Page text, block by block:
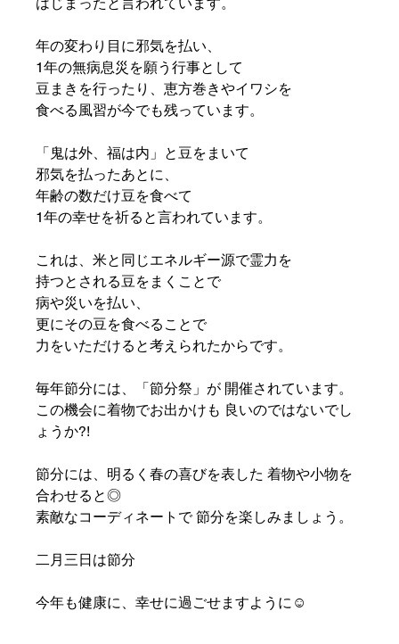
年の変わり目に邪気を払い、
1年の無病息災を願う行事として
豆まきを行ったり、恵方巻きやイワシを
食べる風習が今でも残っています。
「鬼は外、福は内」と豆をまいて
邪気を払ったあとに、
年齢の数だけ豆を食べて
1年の幸せを祈ると言われています。
これは、米と同じエネルギー源で霊力を
持つとされる豆をまくことで
病や災いを払い、
更にその豆を食べることで
力をいただけると考えられたからです。
毎年節分には、「節分祭」が 開催されています。
この機会に着物でお出かけも 良いのではないでし
ょうか?!
節分には、明るく春の喜びを表した 着物や小物を
合わせると◎
素敵なコーディネートで 節分を楽しみましょう。
二月三日は節分
今年も健康に、幸せに過ごせますように☺